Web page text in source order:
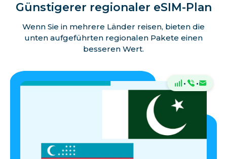
Günstigerer regionaler eSIM-Plan
Wenn Sie in mehrere Länder reisen, bieten die
unten aufgeführten regionalen Pakete einen
besseren Wert.
· ·